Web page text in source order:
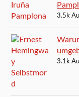
3.5k
3.1k